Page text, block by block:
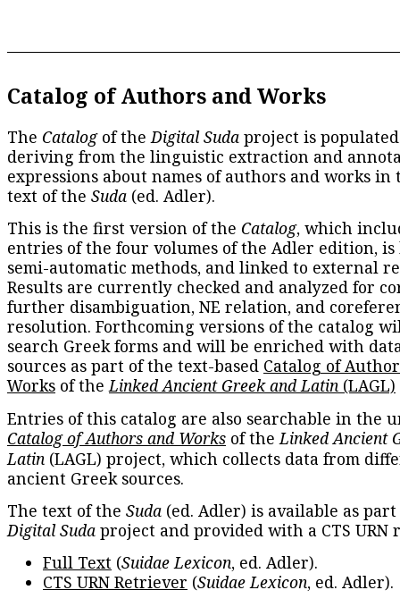
Catalog of Authors and Works
The Catalogof theDigital Suda project is
deriving from the linguistic extraction and
expressions about names of authors and works in
text of the Suda (ed. Adler).
This is the first version of the Catalog, which
entries of the four volumes of the Adler edition, is
semi-automatic methods, and linked to external
Results are currently checked and analyzed for
further disambiguation, NE relation, and
resolution. Forthcoming versions of the catalog
search Greek forms and will be enriched with
sources as part of the text-based Catalog of
Works of theLinked Ancient Greek and Latin (LAGL)
Entries of this catalog are also searchable in the
Catalog of Authors and Works of theLinked Ancient
Latin (LAGL) project, which collects data from
ancient Greek sources.
The text of the Suda (ed. Adler) is available as
Digital Suda project and provided with a CTS URN
Full Text (Suidae Lexicon, ed. Adler).
CTS URN Retriever (Suidae Lexicon, ed. Adler).